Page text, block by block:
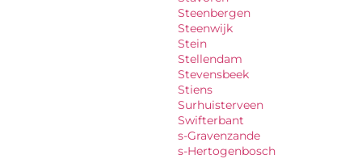
Steenbergen
Steenwijk
Stein
Stellendam
Stevensbeek
Stiens
Surhuisterveen
Swifterbant
s-Gravenzande
s-Hertogenbosch